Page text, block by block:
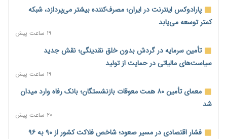
پارادوکس اینترنت در ایران؛ مصرف‌کننده بیشتر می‌پردازد، شبکه
کمتر توسعه می‌یابد
۱۹ ساعت پیش
تأمین سرمایه در گردش بدون خلق نقدینگی؛ نقش جدید
سیاست‌های مالیاتی در حمایت از تولید
۱۹ ساعت پیش
معمای تأمین ۸۰ همت معوقات بازنشستگان؛ بانک رفاه وارد میدان
شد
۲۰ ساعت پیش
فشار اقتصادی در مسیر صعود؛ شاخص فلاکت کشور از ۹۰ به ۹۶